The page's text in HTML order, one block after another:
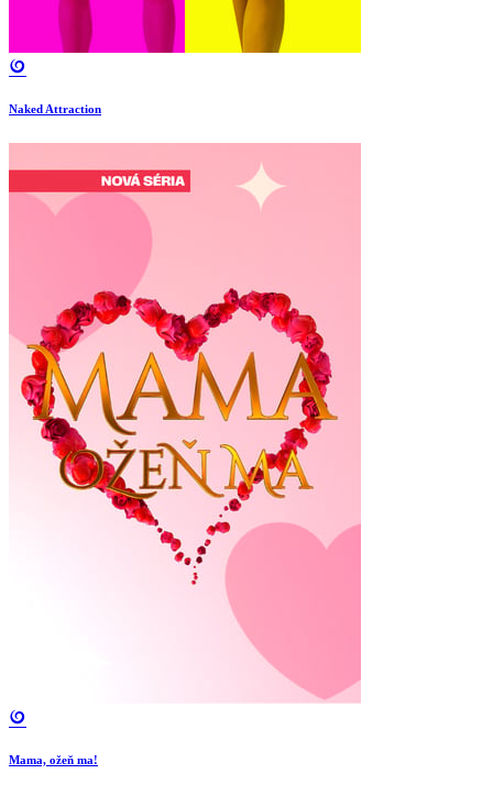
Naked Attraction
Mama, ožeň ma!